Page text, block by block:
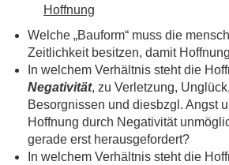
Hoffnung
Welche „Bauform“ muss die
Zeitlichkeit besitzen, damit Hoffnung
In welchem Verhältnis steht die
Negativität, zu Verletzung,
Besorgnissen und diesbzgl. Angst
Hoffnung durch Negativität
gerade erst herausgefordert?
In welchem Verhältnis steht die